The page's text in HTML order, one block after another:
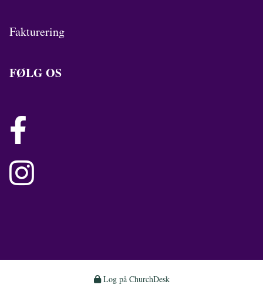
Fakturering
FØLG OS


Log på ChurchDesk